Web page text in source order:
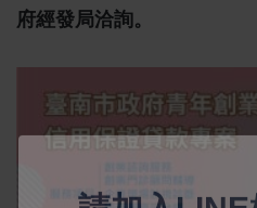
府經發局洽詢。